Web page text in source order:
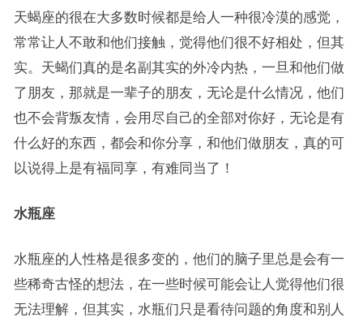
天蝎座的很在大多数时候都是给人一种很冷漠的感觉，
常常让人不敢和他们接触，觉得他们很不好相处，但其
实。天蝎们真的是名副其实的外冷内热，一旦和他们做
了朋友，那就是一辈子的朋友，无论是什么情况，他们
也不会背叛友情，会用尽自己的全部对你好，无论是有
什么好的东西，都会和你分享，和他们做朋友，真的可
以说得上是有福同享，有难同当了！
水瓶座
水瓶座的人性格是很多变的，他们的脑子里总是会有一
些稀奇古怪的想法，在一些时候可能会让人觉得他们很
无法理解，但其实，水瓶们只是看待问题的角度和别人